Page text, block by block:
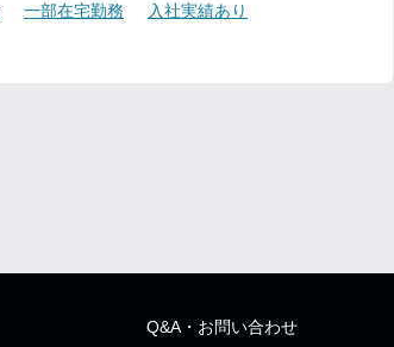
一部在宅勤務
入社実績あり
Q&A・お問い合わせ